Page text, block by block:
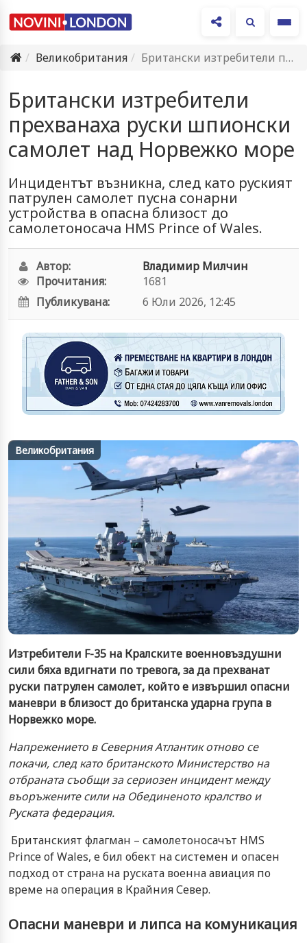
Великобритания
Британски изтребители прехванаха руски шпионски самолет над Норвежко море
Британски изтребители
прехванаха руски шпионски
самолет над Норвежко море
Инцидентът възникна, след като руският
патрулен самолет пусна сонарни
устройства в опасна близост до
самолетоносача HMS Prince of Wales.
Автор:
Владимир Милчин
Прочитания:
1681
Публикувана:
6 Юли 2026, 12:45
Великобритания
Изтребители F-35 на Кралските военновъздушни
сили бяха вдигнати по тревога, за да прехванат
руски патрулен самолет, който е извършил опасни
маневри в близост до британска ударна група в
Норвежко море.
Напрежението в Северния Атлантик отново се
покачи, след като британското Министерство на
отбраната съобщи за сериозен инцидент между
въоръжените сили на Обединеното кралство и
Руската федерация.
Британският флагман – самолетоносачът HMS
Prince of Wales, е бил обект на системен и опасен
подход от страна на руската военна авиация по
време на операция в Крайния Север.
Опасни маневри и липса на комуникация